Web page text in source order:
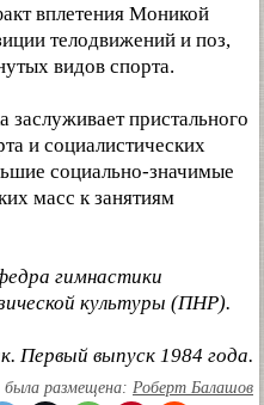
вплетения Моникой
телодвижений и поз,
видов спорта.
пристального
и социалистических
социально-значимые
масс к занятиям
гимнастики
культуры (ПНР).
Первый выпуск 1984 года.
размещена: Роберт Балашов